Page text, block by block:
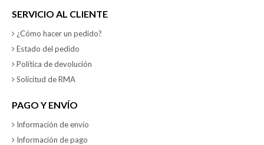
SERVICIO AL CLIENTE
¿Cómo hacer un pedido?
Estado del pedido
Política de devolución
Solicitud de RMA
PAGO Y ENVÍO
Información de envío
Información de pago